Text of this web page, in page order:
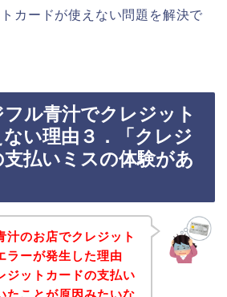
カードが使えない問題を解決で
フル青汁でクレジット
い理由３．「クレジ
払いミスの体験があ
汁のお店でクレジット
ラーが発生した理由
ジットカードの支払い
たことが原因みたいな